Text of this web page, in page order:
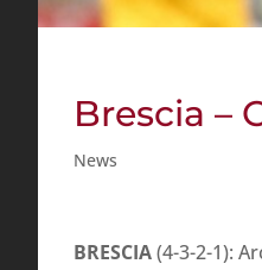
Brescia –
News
BRESCIA(4-3-2-1):